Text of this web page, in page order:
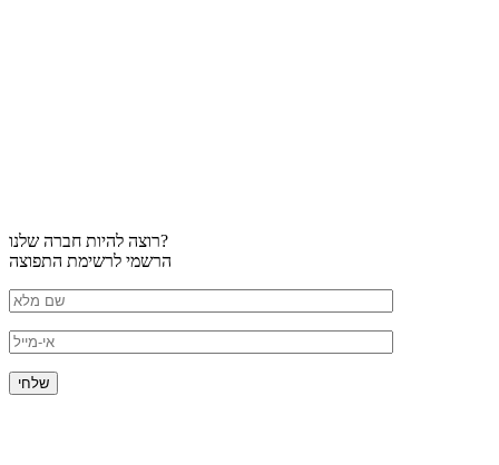
רוצה להיות חברה שלנו?
הרשמי לרשימת התפוצה